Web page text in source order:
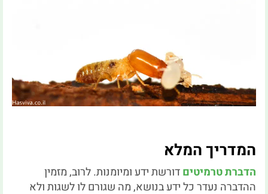
המדריך המלא
הדברת טרמיטיםדורשת ידע ומיומנות. לרוב, מזמין
ההדברה נעדר כל ידע בנושא, מה שגורם לו לשגות ולא